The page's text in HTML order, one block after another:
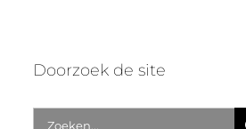
Doorzoek de site
Zoek